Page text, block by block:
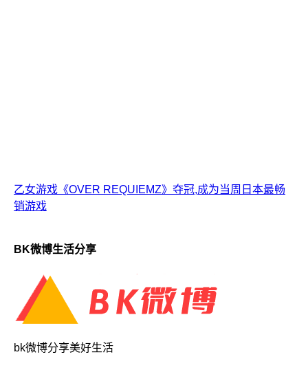
乙女游戏《OVER REQUIEMZ》夺冠,成为当周日本最畅
销游戏
BK微博生活分享
bk微博分享美好生活